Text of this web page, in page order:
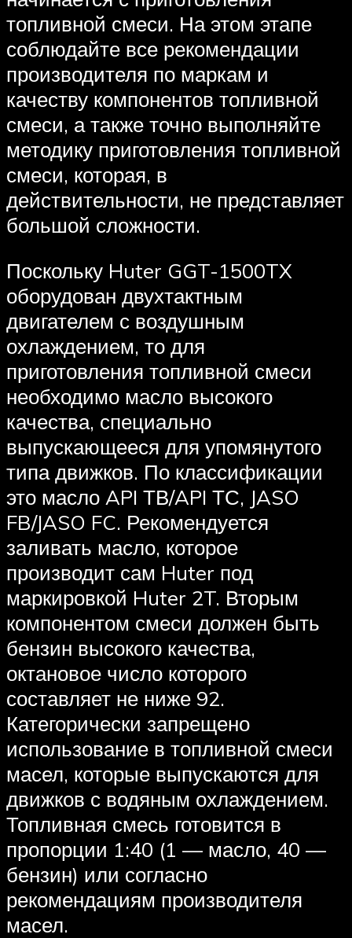
топливной смеси. На этом этапе
соблюдайте все рекомендации
производителя по маркам и
качеству компонентов топливной
смеси, а также точно выполняйте
методику приготовления топливной
смеси, которая, в
действительности, не представляет
большой сложности.
Поскольку Huter GGT-1500TX
оборудован двухтактным
двигателем с воздушным
охлаждением, то для
приготовления топливной смеси
необходимо масло высокого
качества, специально
выпускающееся для упомянутого
типа движков. По классификации
это масло API ТВ/API ТС, JASO
FB/JASO FC. Рекомендуется
заливать масло, которое
производит сам Huter под
маркировкой Huter 2T. Вторым
компонентом смеси должен быть
бензин высокого качества,
октановое число которого
составляет не ниже 92.
Категорически запрещено
использование в топливной смеси
масел, которые выпускаются для
движков с водяным охлаждением.
Топливная смесь готовится в
пропорции 1:40 (1 — масло, 40 —
бензин) или согласно
рекомендациям производителя
масел.